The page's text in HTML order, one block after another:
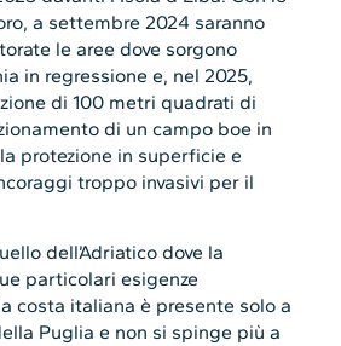
a settembre 2024 saranno
le aree dove sorgono
in regressione e, nel 2025,
di 100 metri quadrati di
di un campo boe in
protezione in superficie e
troppo invasivi per il
dell’Adriatico dove la
particolari esigenze
costa italiana è presente solo a
Puglia e non si spinge più a